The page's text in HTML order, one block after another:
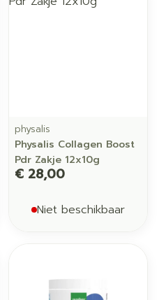
physalis
Physalis Collagen Boost
Pdr Zakje 12x10g
€ 28,00
Niet beschikbaar